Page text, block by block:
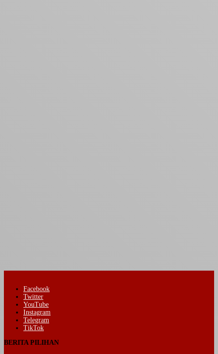
Facebook
Twitter
YouTube
Instagram
Telegram
TikTok
BERITA PILIHAN